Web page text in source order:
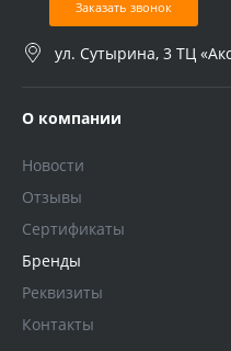
Заказать звонок
ул. Сутырина, 3 ТЦ
О компании
Новости
Отзывы
Сертификаты
Бренды
Реквизиты
Контакты